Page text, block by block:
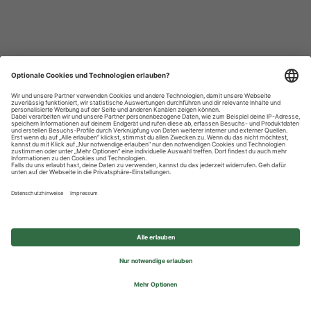
Datenschutzhinweise
Impressum
Privatsphäre-Einstellungen
© 2026 REWE Group - All rights reserved